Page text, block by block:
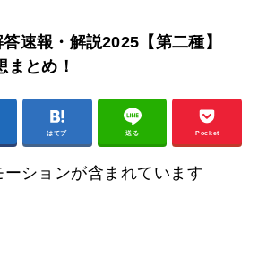
速報・解説2025【第二種】
まとめ！
はてブ 送る Pocket
ションが含まれています